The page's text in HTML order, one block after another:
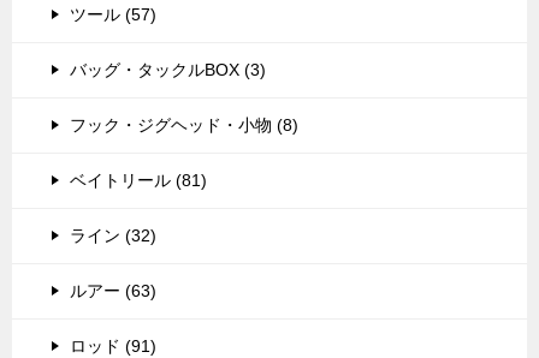
ツール (57)
バッグ・タックルBOX (3)
フック・ジグヘッド・小物 (8)
ベイトリール (81)
ライン (32)
ルアー (63)
ロッド (91)